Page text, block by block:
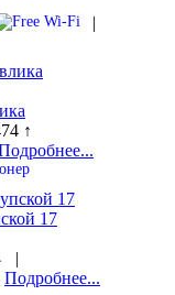
|
↑
17
|
Подробнее...